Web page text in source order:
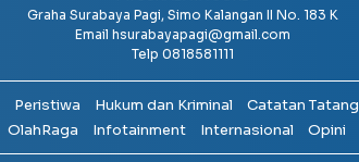
Graha Surabaya Pagi, Simo Kalangan II No. 183 K
Email hsurabayapagi@gmail.com
Telp 0818581111
Peristiwa Hukum dan Kriminal Catatan Tatang
OlahRaga Infotainment Internasional Opini